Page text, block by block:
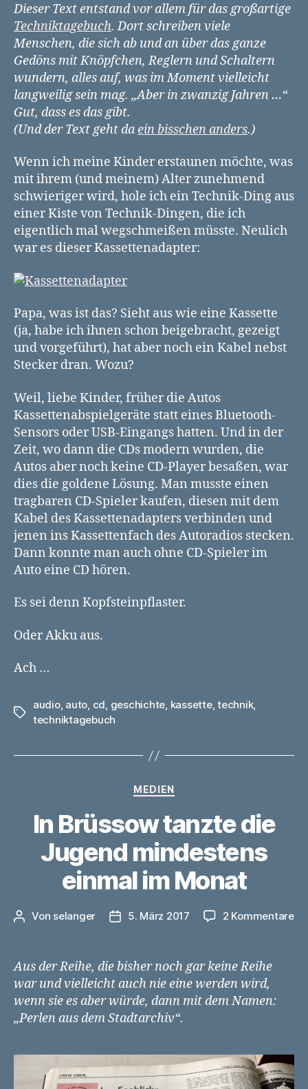
Dieser Text entstand vor allem für das großartige
Techniktagebuch. Dort schreiben viele
Menschen, die sich ab und an über das ganze
Gedöns mit Knöpfchen, Reglern und Schaltern
wundern, alles auf, was im Moment vielleicht
langweilig sein mag. „Aber in zwanzig Jahren …“
Gut, dass es das gibt.
(Und der Text geht daein bisschen anders.)
Wenn ich meine Kinder erstaunen möchte, was
mit ihrem (und meinem) Alter zunehmend
schwieriger wird, hole ich ein Technik-Ding aus
einer Kiste von Technik-Dingen, die ich
eigentlich mal wegschmeißen müsste. Neulich
war es dieser Kassettenadapter:
Papa, was ist das? Sieht aus wie eine Kassette
(ja, habe ich ihnen schon beigebracht, gezeigt
und vorgeführt), hat aber noch ein Kabel nebst
Stecker dran. Wozu?
Weil, liebe Kinder, früher die Autos
Kassettenabspielgeräte statt eines Bluetooth-
Sensors oder USB-Eingangs hatten. Und in der
Zeit, wo dann die CDs modern wurden, die
Autos aber noch keine CD-Player besaßen, war
dies die goldene Lösung. Man musste einen
tragbaren CD-Spieler kaufen, diesen mit dem
Kabel des Kassettenadapters verbinden und
jenen ins Kassettenfach des Autoradios stecken.
Dann konnte man auch ohne CD-Spieler im
Auto eine CD hören.
Es sei denn Kopfsteinpflaster.
Oder Akku aus.
Ach …
Schlagwörter
audio, auto, cd, geschichte, kassette,technik,
techniktagebuch
Kategorien
MEDIEN
In Brüssow tanzte die
Jugend mindestens
einmal im Monat
Beitragsautor
Von selanger Veröffentlichungsdatum
5. März 2017 2 Kommentarezu
Aus der Reihe, die bisher noch gar keine Reihe
war und vielleicht auch nie eine werden wird,
wenn sie es aber würde, dann mit dem Namen:
„Perlen aus dem Stadtarchiv“.